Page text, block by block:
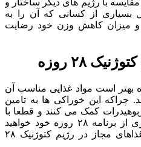
بسیاری از کسانی که آن را به
و میزان کاهش وزن خود رضایت
۲۸ روزه
رژیم کتوژنیک ۲۸ روزه بهتر است مواد غذایی مناسب آن
چراکه این خوراکی ها به تامین
کمک می کنند و قطعا با
رعایت این انتخاب ها نتیجه بهتری از برنامه ۲۸ روزه خود خواهید
گرفت. در ادامه فهرستی از غذاهای مجاز در رژیم کتوژنیک ۲۸